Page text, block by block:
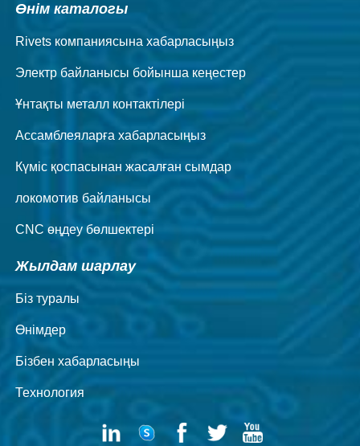
Өнім каталогы
Rivets компаниясына хабарласыңыз
Электр байланысы бойынша кеңестер
Ұнтақты металл контактілері
Ассамблеяларға хабарласыңыз
Күміс қоспасынан жасалған сымдар
локомотив байланысы
CNC өңдеу бөлшектері
Жылдам шарлау
Біз туралы
Өнімдер
Бізбен хабарласыңы
Технология